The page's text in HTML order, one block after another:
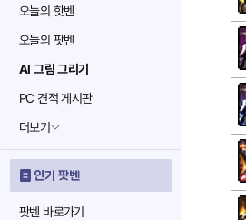
오늘의 핫벤
오늘의 팟벤
AI 그림 그리기
PC 견적 게시판
더보기
인기 팟벤
팟벤 바로가기